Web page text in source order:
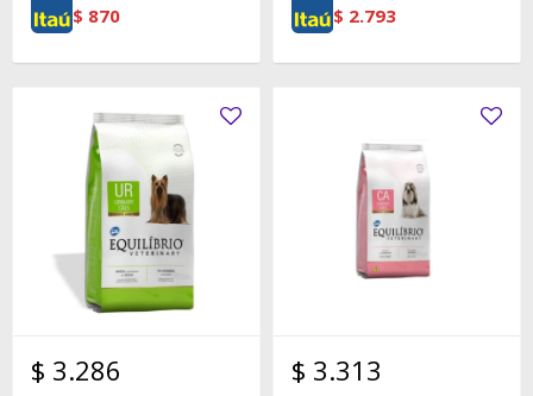
$ 870 $ 2.793
$ 3.286 $ 3.313